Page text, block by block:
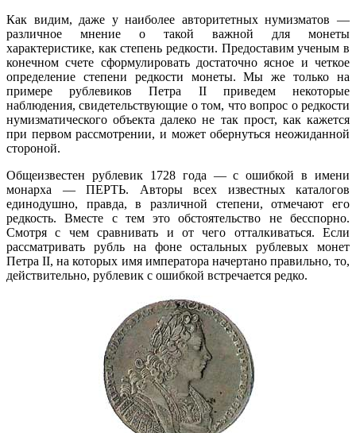
Как видим, даже у наиболее авторитетных нумизматов —
различное мнение о такой важной для монеты
характеристике, как степень редкости. Предоставим ученым в
конечном счете сформулировать достаточно ясное и четкое
определение степени редкости монеты. Мы же только на
примере рублевиков Петра II приведем некоторые
наблюдения, свидетельствующие о том, что вопрос о редкости
нумизматического объекта далеко не так прост, как кажется
при первом рассмотрении, и может обернуться неожиданной
стороной.
Общеизвестен рублевик 1728 года — с ошибкой в имени
монарха — ПЕРТЬ. Авторы всех известных каталогов
единодушно, правда, в различной степени, отмечают его
редкость. Вместе с тем это обстоятельство не бесспорно.
Смотря с чем сравнивать и от чего отталкиваться. Если
рассматривать рубль на фоне остальных рублевых монет
Петра II, на которых имя императора начертано правильно, то,
действительно, рублевик с ошибкой встречается редко.